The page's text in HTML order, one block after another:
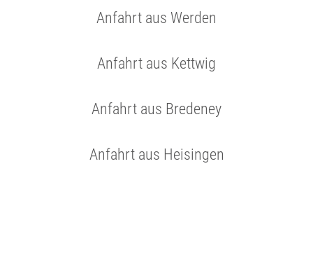
Anfahrt aus Werden
Anfahrt aus Kettwig
Anfahrt aus Bredeney
Anfahrt aus Heisingen